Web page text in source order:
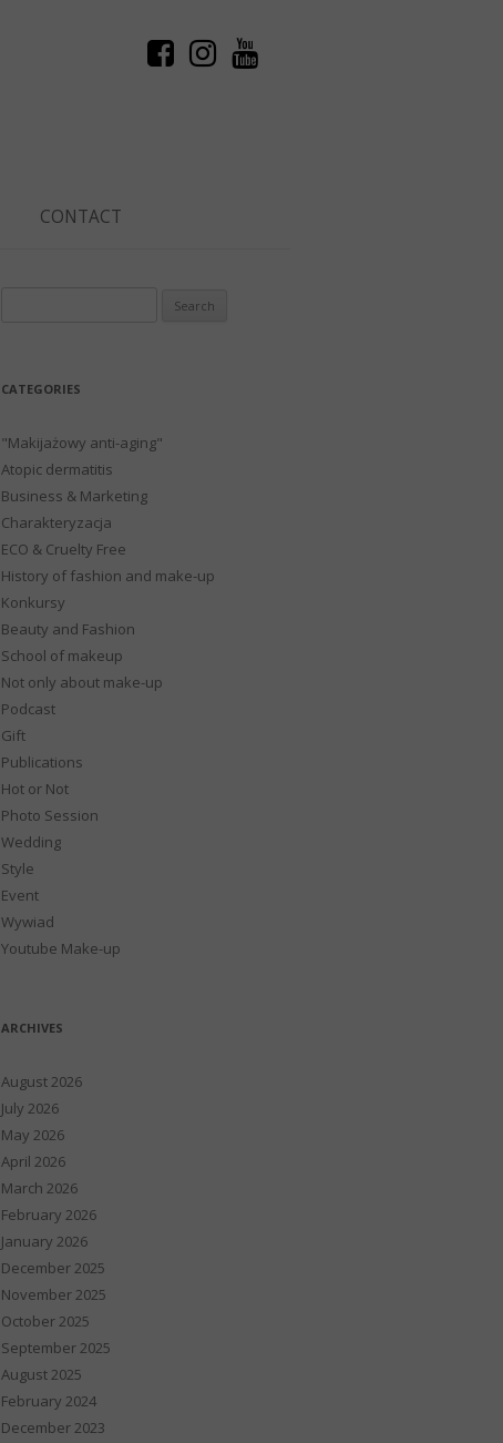
CONTACT
CATEGORIES
"Makijażowy anti-aging"
Atopic dermatitis
Business & Marketing
Charakteryzacja
ECO & Cruelty Free
History of fashion and make-up
Konkursy
Beauty and Fashion
School of makeup
Not only about make-up
Podcast
Gift
Publications
Hot or Not
Photo Session
Wedding
Style
Event
Wywiad
Youtube Make-up
ARCHIVES
August 2026
July 2026
May 2026
April 2026
March 2026
February 2026
January 2026
December 2025
November 2025
October 2025
September 2025
August 2025
February 2024
December 2023